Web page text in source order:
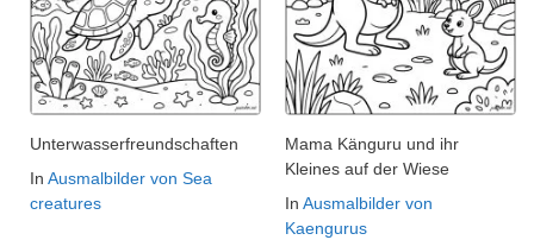
Unterwasserfreundschaften
In Ausmalbilder von Sea
creatures
Mama Känguru und ihr
Kleines auf der Wiese
In Ausmalbilder von
Kaengurus